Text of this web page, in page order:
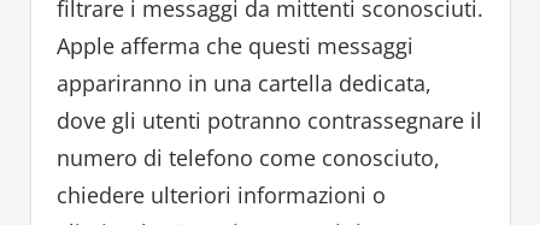
filtrare i messaggi da mittenti sconosciuti.
Apple afferma che questi messaggi
appariranno in una cartella dedicata,
dove gli utenti potranno contrassegnare il
numero di telefono come conosciuto,
chiedere ulteriori informazioni o